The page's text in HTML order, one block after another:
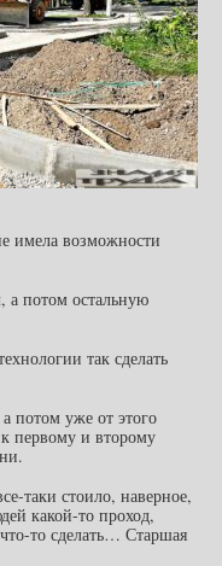
имела возможности
потом остальную
так сделать
потом уже от этого
первому и второму
таки стоило, наверное,
какой-то проход,
то сделать… Старшая